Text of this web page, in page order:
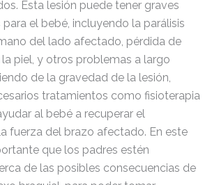
Esta lesión puede tener graves
el bebé, incluyendo la parálisis
del lado afectado, pérdida de
piel, y otros problemas a largo
de la gravedad de la lesión,
tratamientos como fisioterapia
al bebé a recuperar el
fuerza del brazo afectado. En este
que los padres estén
de las posibles consecuencias de